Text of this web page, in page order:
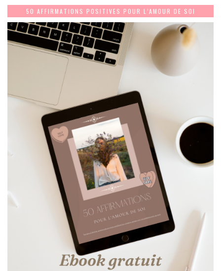
50 AFFIRMATIONS POSITIVES POUR L’AMOUR DE SOI